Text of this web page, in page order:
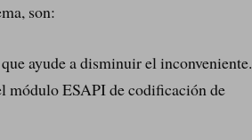
son:
ayude a disminuir el inconveniente.
ESAPI de codificación de